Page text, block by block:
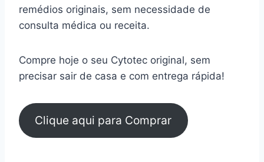
remédios originais, sem necessidade de
consulta médica ou receita.
Compre hoje o seu Cytotec original, sem
precisar sair de casa e com entrega rápida!
Clique aqui para Comprar